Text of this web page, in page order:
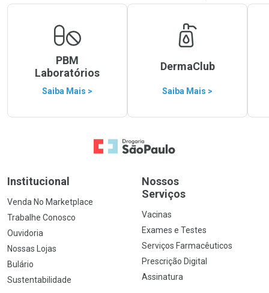
PBM
Laboratórios
Saiba Mais >
DermaClub
Saiba Mais >
Ir para a Home
Institucional
Venda No Marketplace
Trabalhe Conosco
Ouvidoria
Nossas Lojas
Bulário
Sustentabilidade
Nossos
Serviços
Vacinas
Exames e Testes
Serviços Farmacêuticos
Prescrição Digital
Assinatura